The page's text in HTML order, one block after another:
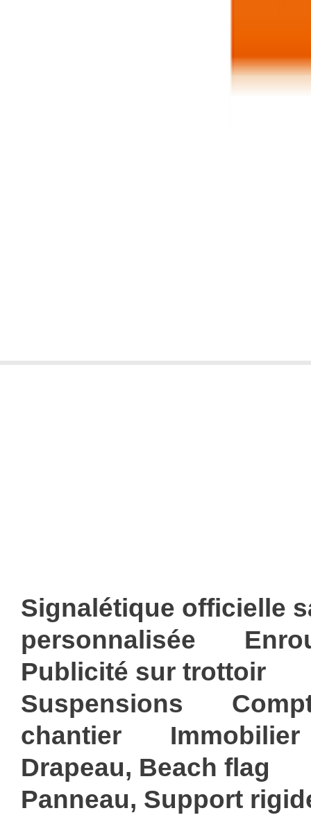
Signalétique officielle
personnalisée
Publicité sur trottoir
Suspensions
chantier
Immobilier
Drapeau, Beach flag
Panneau, Support